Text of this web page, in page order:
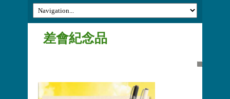
差會紀念品